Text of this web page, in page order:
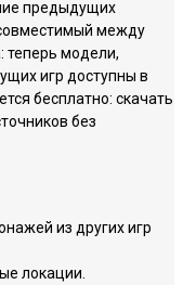
предыдущих
между
теперь модели,
игр доступны в
бесплатно: скачать
без
из других игр
локации.